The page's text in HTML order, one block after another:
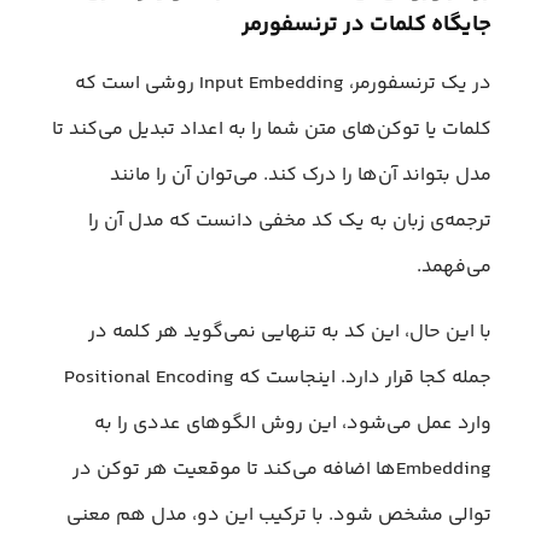
جایگاه کلمات در ترنسفورمر
در یک ترنسفورمر، Input Embedding روشی است که
کلمات یا توکن‌های متن شما را به اعداد تبدیل می‌کند تا
مدل بتواند آن‌ها را درک کند. می‌توان آن را مانند
ترجمه‌ی زبان به یک کد مخفی دانست که مدل آن را
می‌فهمد.
با این حال، این کد به تنهایی نمی‌گوید هر کلمه در
جمله کجا قرار دارد. اینجاست که Positional Encoding
وارد عمل می‌شود، این روش الگوهای عددی را به
Embeddingها اضافه می‌کند تا موقعیت هر توکن در
توالی مشخص شود. با ترکیب این دو، مدل هم معنی